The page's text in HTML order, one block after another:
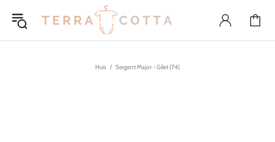
Huis Sergent Major - Gilet (74)